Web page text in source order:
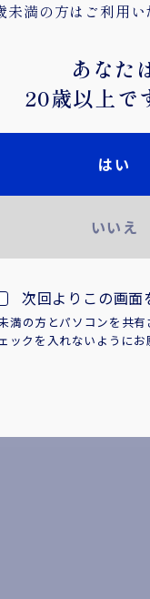
号
代）
しく適量を。
妊娠中や授乳
響を与えるお
イバシーポリシー
未満の方はご利用
あなた
20歳以上で
はい
いいえ
次回よりこの画面
満の方とパソコンを共
ックを入れないように